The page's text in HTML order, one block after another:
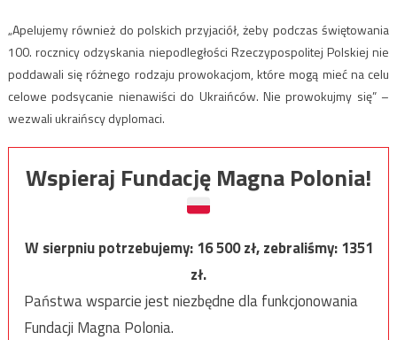
„Apelujemy również do polskich przyjaciół, żeby podczas świętowania
100. rocznicy odzyskania niepodległości Rzeczypospolitej Polskiej nie
poddawali się różnego rodzaju prowokacjom, które mogą mieć na celu
celowe podsycanie nienawiści do Ukraińców. Nie prowokujmy się” –
wezwali ukraińscy dyplomaci.
Wspieraj Fundację Magna Polonia!
W sierpniu potrzebujemy:16 500zł, zebraliśmy:1351
zł.
Państwa wsparcie jest niezbędne dla funkcjonowania
Fundacji Magna Polonia.